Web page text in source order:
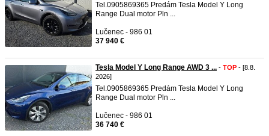
Tel.0905869365 Predám Tesla Model Y Long
Range Dual motor Pln ...
Lučenec - 986 01
37 940 €
Tesla Model Y Long Range AWD 3 ... - TOP - [8.8.
2026]
Tel.0905869365 Predám Tesla Model Y Long
Range Dual motor Pln ...
Lučenec - 986 01
36 740 €